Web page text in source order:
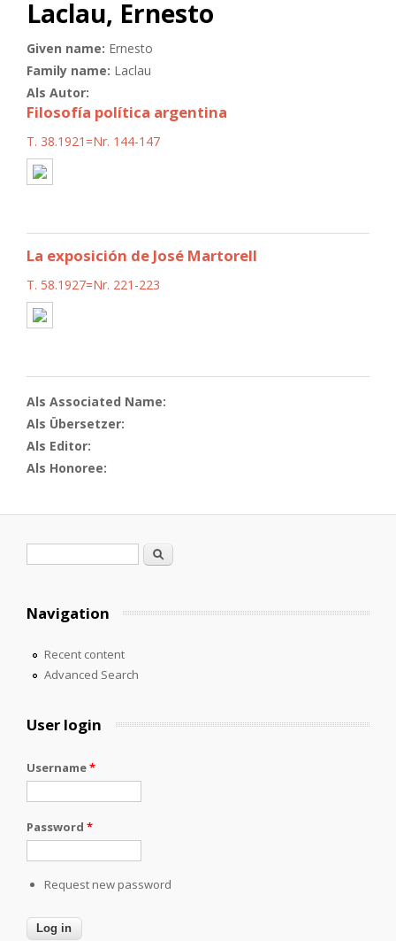
Laclau, Ernesto
Given name: Ernesto
Family name: Laclau
Als Autor:
Filosofía política argentina
T. 38.1921=Nr. 144-147
La exposición de José Martorell
T. 58.1927=Nr. 221-223
Als Associated Name:
Als Übersetzer:
Als Editor:
Als Honoree:
Search
Navigation
Recent content
Advanced Search
User login
Username*
Password *
Request new password